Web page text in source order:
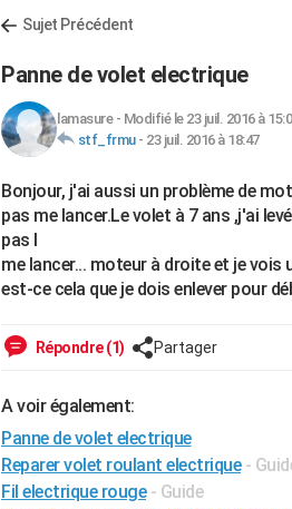
Sujet Précédent
Panne de volet electrique
lamasure- Modifié le 23 juil. 2016 à
stf_frmu- 23 juil. 2016 à 18:47
Bonjour, j'ai aussi un problème de
pas me lancer.Le volet à 7 ans ,j'ai
pas l
me lancer... moteur à droite et je vois
est-ce cela que je dois enlever pour
Répondre (1) Partager
A voir également:
Panne de volet electrique
Reparer volet roulant electrique -
Fil electrique rouge - Guide